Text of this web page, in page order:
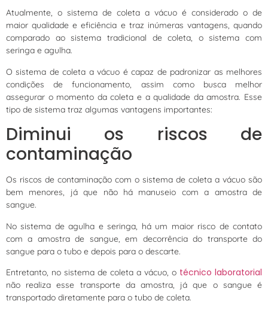
Atualmente, o sistema de coleta a vácuo é considerado o de
maior qualidade e eficiência e traz inúmeras vantagens, quando
comparado ao sistema tradicional de coleta, o sistema com
seringa e agulha.
O sistema de coleta a vácuo é capaz de padronizar as melhores
condições de funcionamento, assim como busca melhor
assegurar o momento da coleta e a qualidade da amostra. Esse
tipo de sistema traz algumas vantagens importantes:
Diminui os riscos de
contaminação
Os riscos de contaminação com o sistema de coleta a vácuo são
bem menores, já que não há manuseio com a amostra de
sangue.
No sistema de agulha e seringa, há um maior risco de contato
com a amostra de sangue, em decorrência do transporte do
sangue para o tubo e depois para o descarte.
Entretanto, no sistema de coleta a vácuo, o técnico laboratorial
não realiza esse transporte da amostra, já que o sangue é
transportado diretamente para o tubo de coleta.